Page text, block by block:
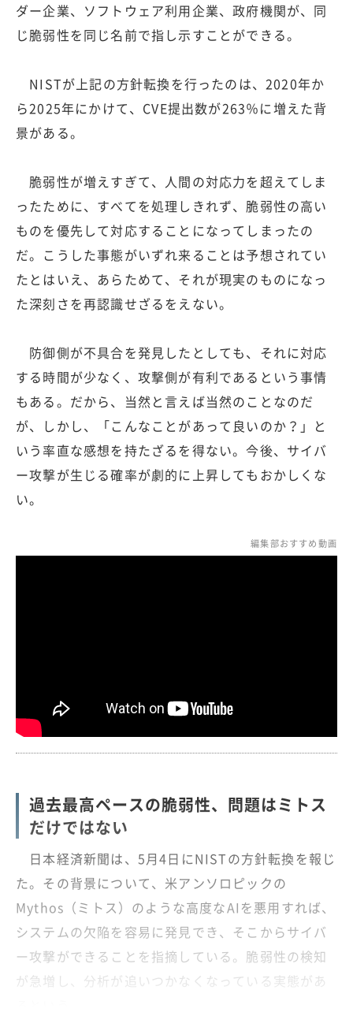
ダー企業、ソフトウェア利用企業、政府機関が、同
じ脆弱性を同じ名前で指し示すことができる。
NISTが上記の方針転換を行ったのは、2020年か
ら2025年にかけて、CVE提出数が263％に増えた背
景がある。
脆弱性が増えすぎて、人間の対応力を超えてしま
ったために、すべてを処理しきれず、脆弱性の高い
ものを優先して対応することになってしまったの
だ。こうした事態がいずれ来ることは予想されてい
たとはいえ、あらためて、それが現実のものになっ
た深刻さを再認識せざるをえない。
防御側が不具合を発見したとしても、それに対応
する時間が少なく、攻撃側が有利であるという事情
もある。だから、当然と言えば当然のことなのだ
が、しかし、「こんなことがあって良いのか？」と
いう率直な感想を持たざるを得ない。今後、サイバ
ー攻撃が生じる確率が劇的に上昇してもおかしくな
い。
編集部おすすめ動画
過去最高ペースの脆弱性、問題はミトス
だけではない
日本経済新聞は、5月4日にNISTの方針転換を報じ
た。その背景について、米アンソロピックの
Mythos（ミトス）のような高度なAIを悪用すれば、
システムの欠陥を容易に発見でき、そこからサイバ
ー攻撃ができることを指摘している。脆弱性の検知
が急増し、分析が追いつかなくなっている実態があ